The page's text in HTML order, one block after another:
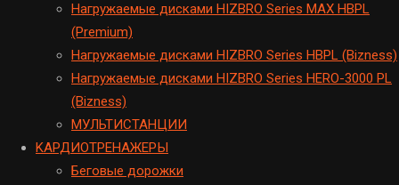
Нагружаемые дисками HIZBRO Series MAX HBPL
(Premium)
Hагружаемые дисками HIZBRO Series HBPL (Bizness)
Hагружаемые дисками HIZBRO Series HERO-3000 PL
(Bizness)
МУЛЬТИСТАНЦИИ
KАРДИОТРЕНАЖЕРЫ
Беговые дорожки